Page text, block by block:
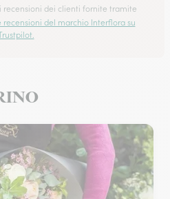
recensioni dei clienti fornite tramite
recensioni del marchio Interflora su